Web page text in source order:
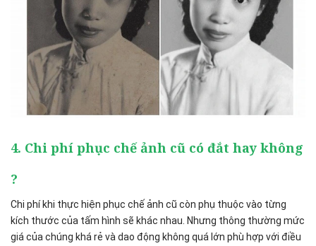
4. Chi phí phục chế ảnh cũ có đắt hay không
?
Chi phí khi thực hiện phục chế ảnh cũ còn phụ thuộc vào từng
kích thước của tấm hình sẽ khác nhau. Nhưng thông thường mức
giá của chúng khá rẻ và dao động không quá lớn phù hợp với điều